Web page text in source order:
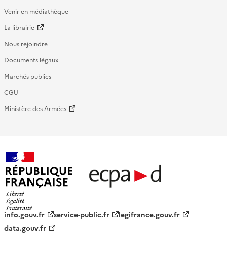
Venir en médiathèque
La librairie
Nous rejoindre
Documents légaux
Marchés publics
CGU
Ministère des Armées
française - ECPAD
info.gouv.fr service-public.fr
legifrance.gouv.fr
data.gouv.fr